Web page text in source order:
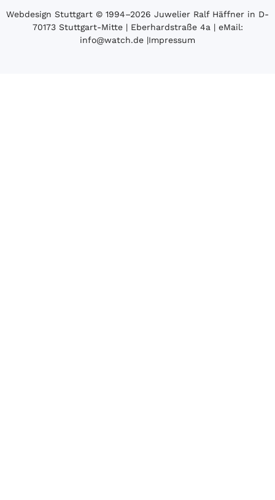
Webdesign Stuttgart © 1994­–2026 Juwelier Ralf Häffner in D-
70173 Stuttgart-Mitte | Eberhardstraße 4a | eMail:
info@watch.de |Impressum